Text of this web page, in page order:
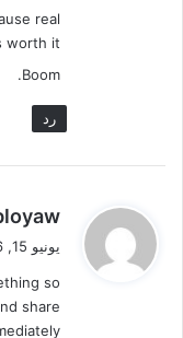
real
worth it.
Boom.
رد
ي
ل
يونيو 15, 2026 الساعة 2:05 ص
so
share